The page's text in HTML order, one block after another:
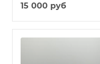
15 000 руб